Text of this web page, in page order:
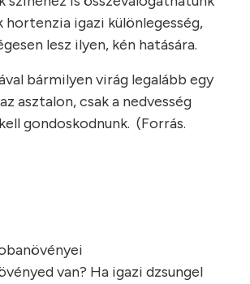
hortenzia igazi különlegesség,
lesz ilyen, kén hatására.
bármilyen virág legalább egy
asztalon, csak a nedvesség
gondoskodnunk. (Forrás.
van? Ha igazi dzsungel